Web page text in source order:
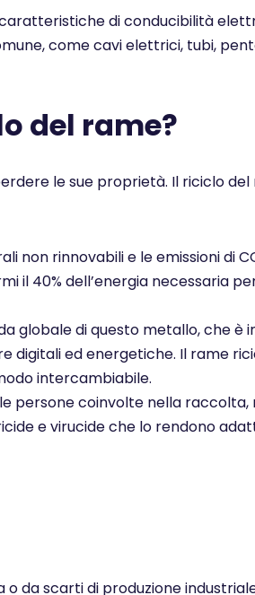
di conducibilità
come cavi elettrici, tubi,
del rame?
le sue proprietà. Il riciclo
non rinnovabili e le emissioni di
il 40% dell’energia necessaria
globale di questo metallo, che
ed energetiche. Il rame
intercambiabile.
persone coinvolte nella
e virucide che lo rendono
da scarti di produzione